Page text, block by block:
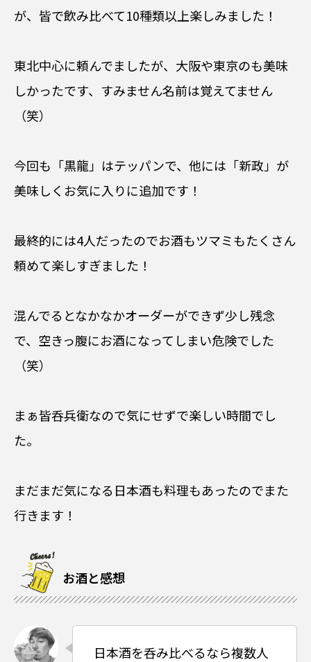
が、皆で飲み比べて10種類以上楽しみました！
東北中心に頼んでましたが、大阪や東京のも美味
しかったです、すみません名前は覚えてません
（笑）
今回も「黒龍」はテッパンで、他には「新政」が
美味しくお気に入りに追加です！
最終的には4人だったのでお酒もツマミもたくさん
頼めて楽しすぎました！
混んでるとなかなかオーダーができず少し残念
で、空きっ腹にお酒になってしまい危険でした
（笑）
まぁ皆呑兵衛なので気にせずで楽しい時間でし
た。
まだまだ気になる日本酒も料理もあったのでまた
行きます！
お酒と感想
日本酒を呑み比べるなら複数人